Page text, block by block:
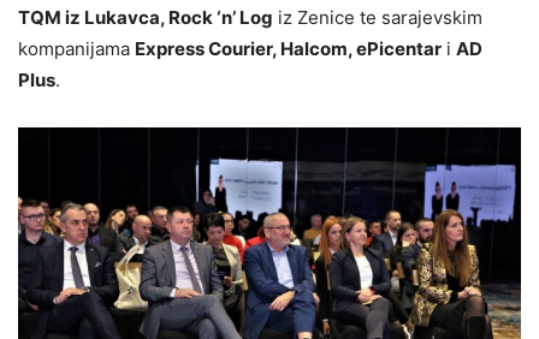
TQM iz Lukavca, Rock ‘n’ Log iz Zenice te sarajevskim
kompanijama Express Courier, Halcom, ePicentar i AD
Plus.